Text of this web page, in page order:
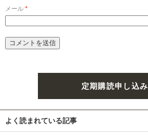
メール *
定期購読申し込み
よく読まれている記事